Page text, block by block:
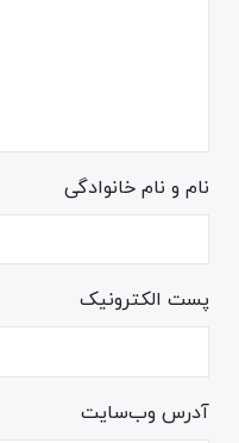
نام و نام خانوادگی
پست الکترونیک
آدرس وب‌سایت